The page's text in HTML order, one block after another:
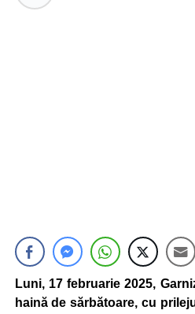
Luni, 17 februarie 2025,
haină de sărbătoare, cu